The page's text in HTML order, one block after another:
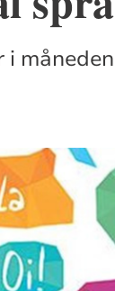
i